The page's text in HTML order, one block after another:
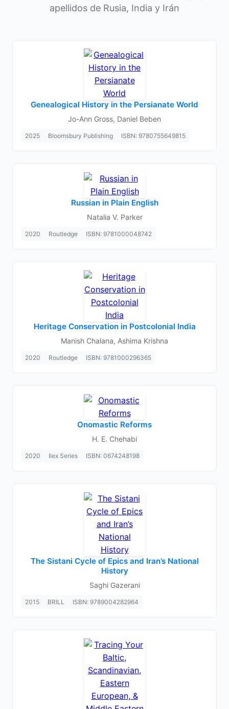
apellidos de Rusia, India y Irán
Genealogical History in the Persianate World
Jo-Ann Gross, Daniel Beben
2025 Bloomsbury Publishing ISBN: 9780755649815
Russian in Plain English
Natalia V. Parker
2020 Routledge ISBN: 9781000048742
Heritage Conservation in Postcolonial India
Manish Chalana, Ashima Krishna
2020 Routledge ISBN: 9781000296365
Onomastic Reforms
H. E. Chehabi
2020 Ilex Series ISBN: 0674248198
The Sistani Cycle of Epics and Iran’s National
History
Saghi Gazerani
2015 BRILL ISBN: 9789004282964